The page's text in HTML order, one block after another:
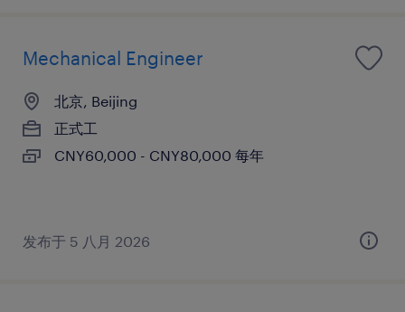
Mechanical Engineer
北京, Beijing
正式工
CNY60,000 - CNY80,000 每年
发布于 5 八月 2026